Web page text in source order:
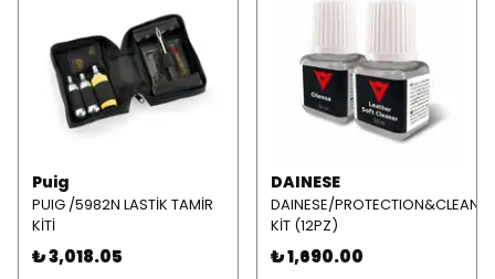
Puig
PUIG /5982N LASTİK TAMİR
KİTİ
₺ 3,018.05
DAINESE
DAINESE/
KİT (12PZ)
₺ 1,690.00